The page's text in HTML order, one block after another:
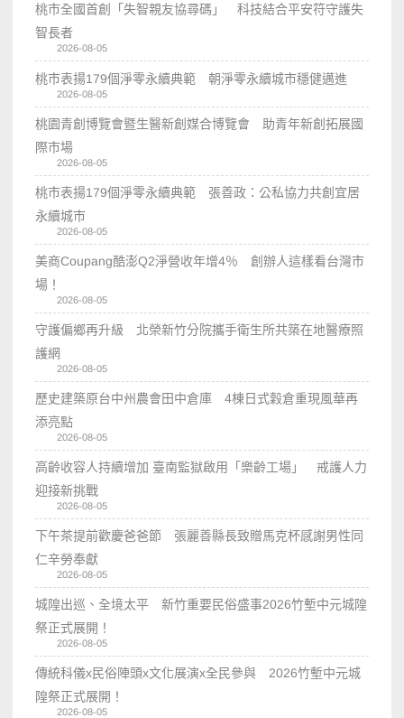
桃市全國首創「失智親友協尋碼」 科技結合平安符守護失
智長者
2026-08-05
桃市表揚179個淨零永續典範 朝淨零永續城市穩健邁進
2026-08-05
桃園青創博覽會暨生醫新創媒合博覽會 助青年新創拓展國
際市場
2026-08-05
桃市表揚179個淨零永續典範 張善政：公私協力共創宜居
永續城市
2026-08-05
美商Coupang酷澎Q2淨營收年增4％ 創辦人這樣看台灣市
場！
2026-08-05
守護偏鄉再升級 北榮新竹分院攜手衛生所共築在地醫療照
護網
2026-08-05
歷史建築原台中州農會田中倉庫 4棟日式穀倉重現風華再
添亮點
2026-08-05
高齡收容人持續增加 臺南監獄啟用「樂齡工場」 戒護人力
迎接新挑戰
2026-08-05
下午茶提前歡慶爸爸節 張麗善縣長致贈馬克杯感謝男性同
仁辛勞奉獻
2026-08-05
城隍出巡、全境太平 新竹重要民俗盛事2026竹塹中元城隍
祭正式展開！
2026-08-05
傳統科儀x民俗陣頭x文化展演x全民參與 2026竹塹中元城
隍祭正式展開！
2026-08-05